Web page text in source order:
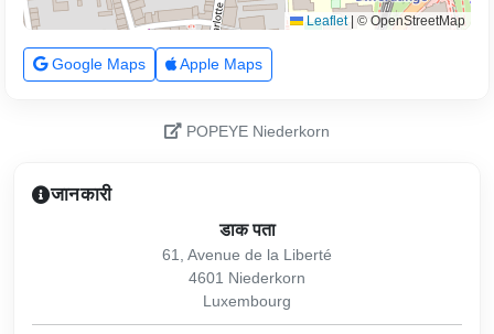
Leaflet © OpenStreetMap
Google Maps Apple Maps
POPEYE Niederkorn
जानकारी
डाक पता
61, Avenue de la Liberté
4601 Niederkorn
Luxembourg